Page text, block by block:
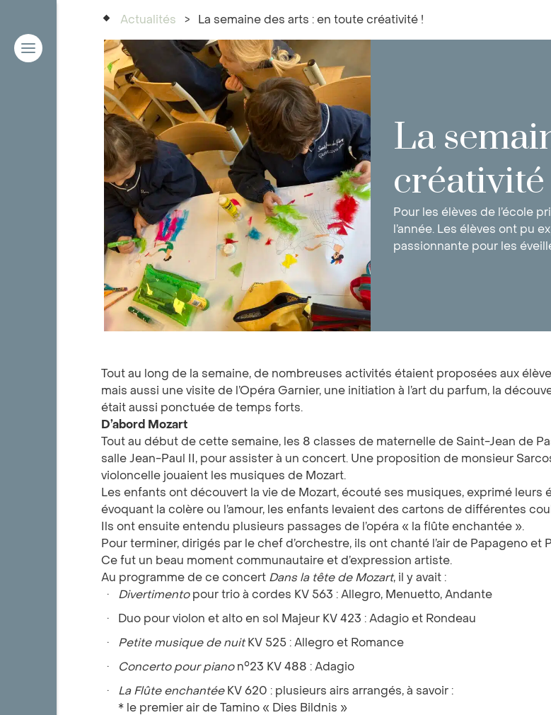
Actualités > La semaine des arts : en toute créativité !
La
créativité
Pour les élèves de l’école
l’année. Les élèves ont pu
passionnante pour les
Tout au long de la semaine, de nombreuses activités étaient proposées aux
mais aussi une visite de l’Opéra Garnier, une initiation à l’art du parfum, la
était aussi ponctuée de temps forts.
D’abord Mozart
Tout au début de cette semaine, les 8 classes de maternelle de Saint-Jean de
salle Jean-Paul II, pour assister à un concert. Une proposition de monsieur
violoncelle jouaient les musiques de Mozart.
Les enfants ont découvert la vie de Mozart, écouté ses musiques, exprimé leurs
évoquant la colère ou l’amour, les enfants levaient des cartons de différentes
Ils ont ensuite entendu plusieurs passages de l’opéra « la flûte enchantée ».
Pour terminer, dirigés par le chef d’orchestre, ils ont chanté l’air de Papageno et
Ce fut un beau moment communautaire et d’expression artiste.
Au programme de ce concert Dans la tête de Mozart, il y avait :
Divertimento pour trio à cordes KV 563 : Allegro, Menuetto, Andante
Duo pour violon et alto en sol Majeur KV 423 : Adagio et Rondeau
Petite musique de nuitKV 525 : Allegro et Romance
Concerto pour pianon°23 KV 488 : Adagio
La Flûte enchantéeKV 620 : plusieurs airs arrangés, à savoir :
* le premier air de Tamino « Dies Bildnis »